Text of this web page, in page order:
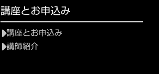
講座とお申込み
講座とお申込み
講師紹介